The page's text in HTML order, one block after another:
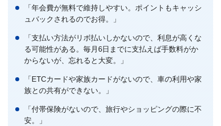
「年会費が無料で維持しやすい。ポイントもキャッシ
ュバックされるのでお得。」
「支払い方法がリボ払いしかないので、利息が高くな
る可能性がある。毎月6日までに支払えば手数料がか
からないが、忘れると大変。」
「ETCカードや家族カードがないので、車の利用や家
族との共有ができない。」
「付帯保険がないので、旅行やショッピングの際に不
安。」